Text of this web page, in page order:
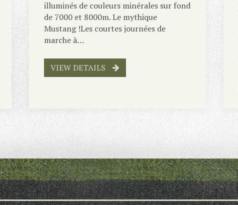
illuminés de couleurs minérales sur fond
de 7000 et 8000m. Le mythique
Mustang !Les courtes journées de
marche à…
VIEW DETAILS